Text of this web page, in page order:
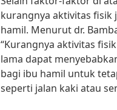
kurangnya aktivitas fisik
hamil. Menurut dr.
“Kurangnya aktivitas
lama dapat
bagi ibu hamil untuk
seperti jalan kaki atau